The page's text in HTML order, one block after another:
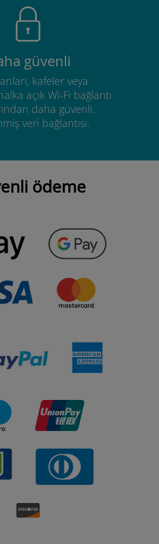
güvenli
kafeler veya
açık Wi-Fi bağlantı
daha güvenli.
veri bağlantısı.
ödeme